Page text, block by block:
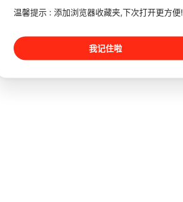
温馨提示 : 添加浏览器收藏夹,下次打开更方便!
我记住啦